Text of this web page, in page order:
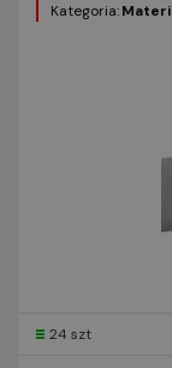
Kategoria:
24 szt